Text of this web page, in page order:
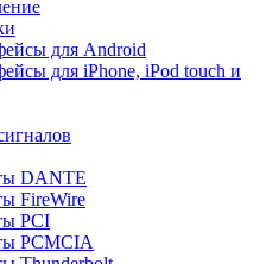
для Android
для iPhone, iPod touch и
DANTE
FireWire
PCI
PCMCIA